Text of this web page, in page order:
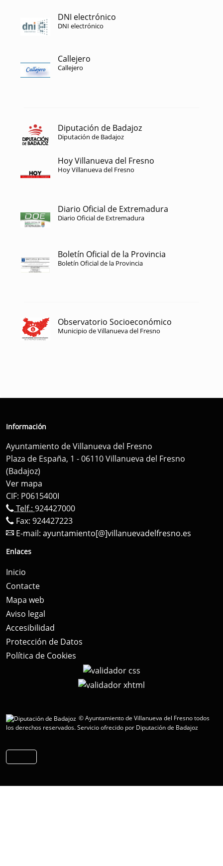
DNI electrónico
DNI electrónico
Callejero
Callejero
Diputación de Badajoz
Diputación de Badajoz
Hoy Villanueva del Fresno
Hoy Villanueva del Fresno
Diario Oficial de Extremadura
Diario Oficial de Extremadura
Boletín Oficial de la Provincia
Boletín Oficial de la Provincia
Observatorio Socioeconómico
Municipio de Villanueva del Fresno
Información
Ayuntamiento de Villanueva del Fresno
Plaza de España, 1 - 06110 Villanueva del Fresno
(Badajoz)
Ver mapa
CIF: P0615400I
Telf.: 924427000
Fax: 924427223
E-mail: ayuntamiento[@]villanuevadelfresno.es
Enlaces
Inicio
Contacte
Mapa web
Aviso legal
Accesibilidad
Protección de Datos
Política de Cookies
© Ayuntamiento de Villanueva del Fresno todos
los derechos reservados.Servicio ofrecido por Diputación de Badajoz